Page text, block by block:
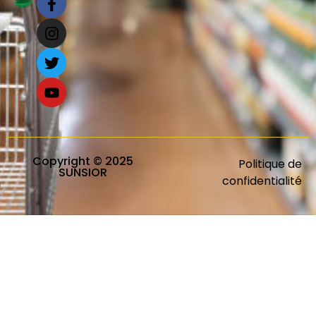
Copyright © 2025
SUNSIOR
Politique de
confidentialité